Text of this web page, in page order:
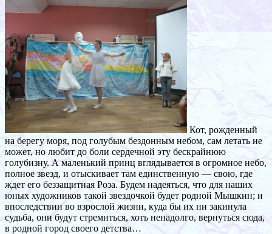
Кот, рожденный
на берегу моря, под голубым бездонным небом, сам летать не
может, но любит до боли сердечной эту бескрайнюю
голубизну. А маленький принц вглядывается в огромное небо,
полное звезд, и отыскивает там единственную — свою, где
ждет его беззащитная Роза. Будем надеяться, что для наших
юных художников такой звездочкой будет родной Мышкин; и
впоследствии во взрослой жизни, куда бы их ни закинула
судьба, они будут стремиться, хоть ненадолго, вернуться сюда,
в родной город своего детства…